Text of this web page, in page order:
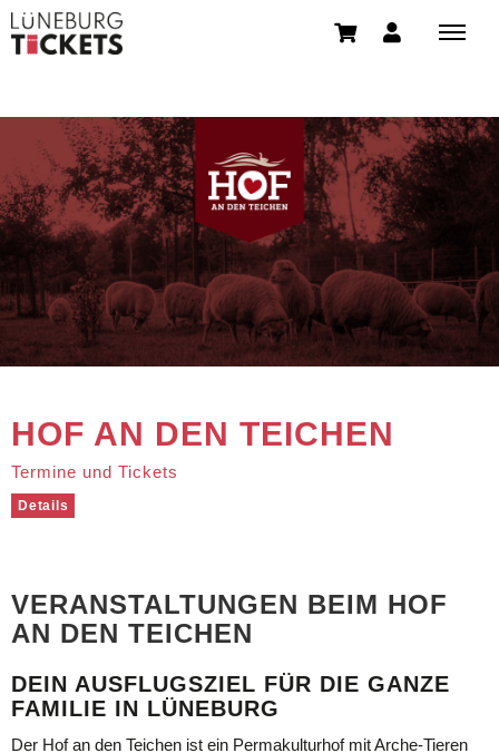
HOF AN DEN TEICHEN
Termine und Tickets
Details
VERANSTALTUNGEN BEIM HOF
AN DEN TEICHEN
DEIN AUSFLUGSZIEL FÜR DIE GANZE
FAMILIE IN LÜNEBURG
Der Hof an den Teichen ist ein Permakulturhof mit Arche-Tieren